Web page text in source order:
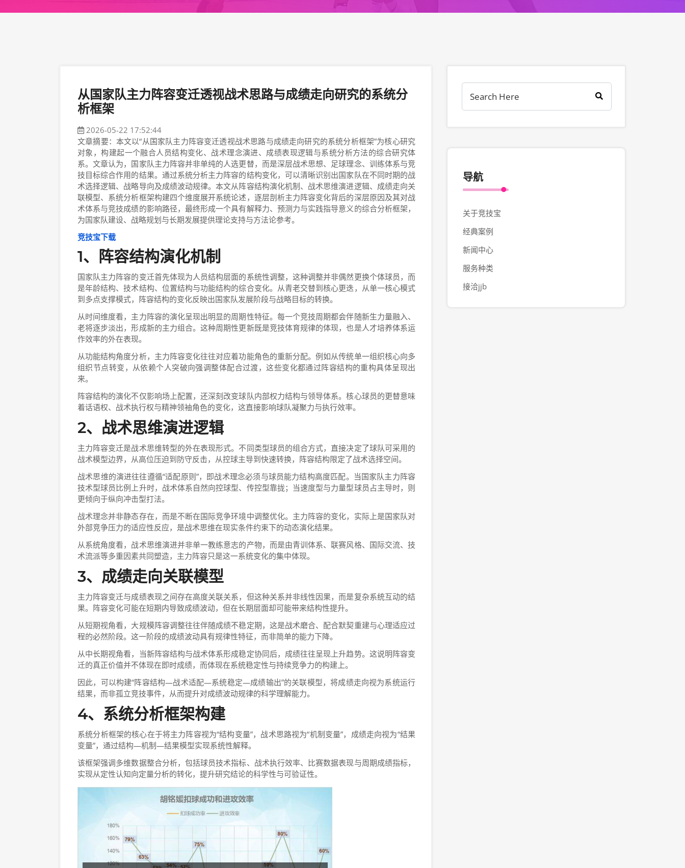
从国家队主力阵容变迁透视战术思路与成绩走向研究的系统分
析框架
2026-05-22 17:52:44
文章摘要：本文以“从国家队主力阵容变迁透视战术思路与成绩走向研究的系统分析框架”为核心研究
对象，构建起一个融合人员结构变化、战术理念演进、成绩表现逻辑与系统分析方法的综合研究体
系。文章认为，国家队主力阵容并非单纯的人选更替，而是深层战术思想、足球理念、训练体系与竞
技目标综合作用的结果。通过系统分析主力阵容的结构变化，可以清晰识别出国家队在不同时期的战
术选择逻辑、战略导向及成绩波动规律。本文从阵容结构演化机制、战术思维演进逻辑、成绩走向关
联模型、系统分析框架构建四个维度展开系统论述，逐层剖析主力阵容变化背后的深层原因及其对战
术体系与竞技成绩的影响路径，最终形成一个具有解释力、预测力与实践指导意义的综合分析框架，
为国家队建设、战略规划与长期发展提供理论支持与方法论参考。
竞技宝下载
1、阵容结构演化机制
国家队主力阵容的变迁首先体现为人员结构层面的系统性调整，这种调整并非偶然更换个体球员，而
是年龄结构、技术结构、位置结构与功能结构的综合变化。从青老交替到核心更迭，从单一核心模式
到多点支撑模式，阵容结构的变化反映出国家队发展阶段与战略目标的转换。
从时间维度看，主力阵容的演化呈现出明显的周期性特征。每一个竞技周期都会伴随新生力量融入、
老将逐步淡出，形成新的主力组合。这种周期性更新既是竞技体育规律的体现，也是人才培养体系运
作效率的外在表现。
从功能结构角度分析，主力阵容变化往往对应着功能角色的重新分配。例如从传统单一组织核心向多
组织节点转变，从依赖个人突破向强调整体配合过渡，这些变化都通过阵容结构的重构具体呈现出
来。
阵容结构的演化不仅影响场上配置，还深刻改变球队内部权力结构与领导体系。核心球员的更替意味
着话语权、战术执行权与精神领袖角色的变化，这直接影响球队凝聚力与执行效率。
2、战术思维演进逻辑
主力阵容变迁是战术思维转型的外在表现形式。不同类型球员的组合方式，直接决定了球队可采用的
战术模型边界，从高位压迫到防守反击，从控球主导到快速转换，阵容结构限定了战术选择空间。
战术思维的演进往往遵循“适配原则”，即战术理念必须与球员能力结构高度匹配。当国家队主力阵容
技术型球员比例上升时，战术体系自然向控球型、传控型靠拢；当速度型与力量型球员占主导时，则
更倾向于纵向冲击型打法。
战术理念并非静态存在，而是不断在国际竞争环境中调整优化。主力阵容的变化，实际上是国家队对
外部竞争压力的适应性反应，是战术思维在现实条件约束下的动态演化结果。
从系统角度看，战术思维演进并非单一教练意志的产物，而是由青训体系、联赛风格、国际交流、技
术流派等多重因素共同塑造，主力阵容只是这一系统变化的集中体现。
3、成绩走向关联模型
主力阵容变迁与成绩表现之间存在高度关联关系，但这种关系并非线性因果，而是复杂系统互动的结
果。阵容变化可能在短期内导致成绩波动，但在长期层面却可能带来结构性提升。
从短期视角看，大规模阵容调整往往伴随成绩不稳定期，这是战术磨合、配合默契重建与心理适应过
程的必然阶段。这一阶段的成绩波动具有规律性特征，而非简单的能力下降。
从中长期视角看，当新阵容结构与战术体系形成稳定协同后，成绩往往呈现上升趋势。这说明阵容变
迁的真正价值并不体现在即时成绩，而体现在系统稳定性与持续竞争力的构建上。
因此，可以构建“阵容结构—战术适配—系统稳定—成绩输出”的关联模型，将成绩走向视为系统运行
结果，而非孤立竞技事件，从而提升对成绩波动规律的科学理解能力。
4、系统分析框架构建
系统分析框架的核心在于将主力阵容视为“结构变量”，战术思路视为“机制变量”，成绩走向视为“结果
变量”，通过结构—机制—结果模型实现系统性解释。
该框架强调多维数据整合分析，包括球员技术指标、战术执行效率、比赛数据表现与周期成绩指标，
实现从定性认知向定量分析的转化，提升研究结论的科学性与可验证性。
导航
关于竞技宝
经典案例
新闻中心
服务种类
接洽jjb